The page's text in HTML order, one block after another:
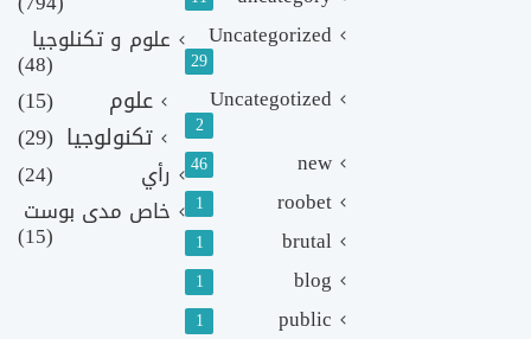
Uncategorized
29
Uncategotized
2
new
46
roobet
1
brutal
1
blog
1
public
1
علوم و تكنلوجيا
(48)
علوم
(15)
تكنولوجيا (29)
رأي
(24)
خاص مدى بوست
(15)